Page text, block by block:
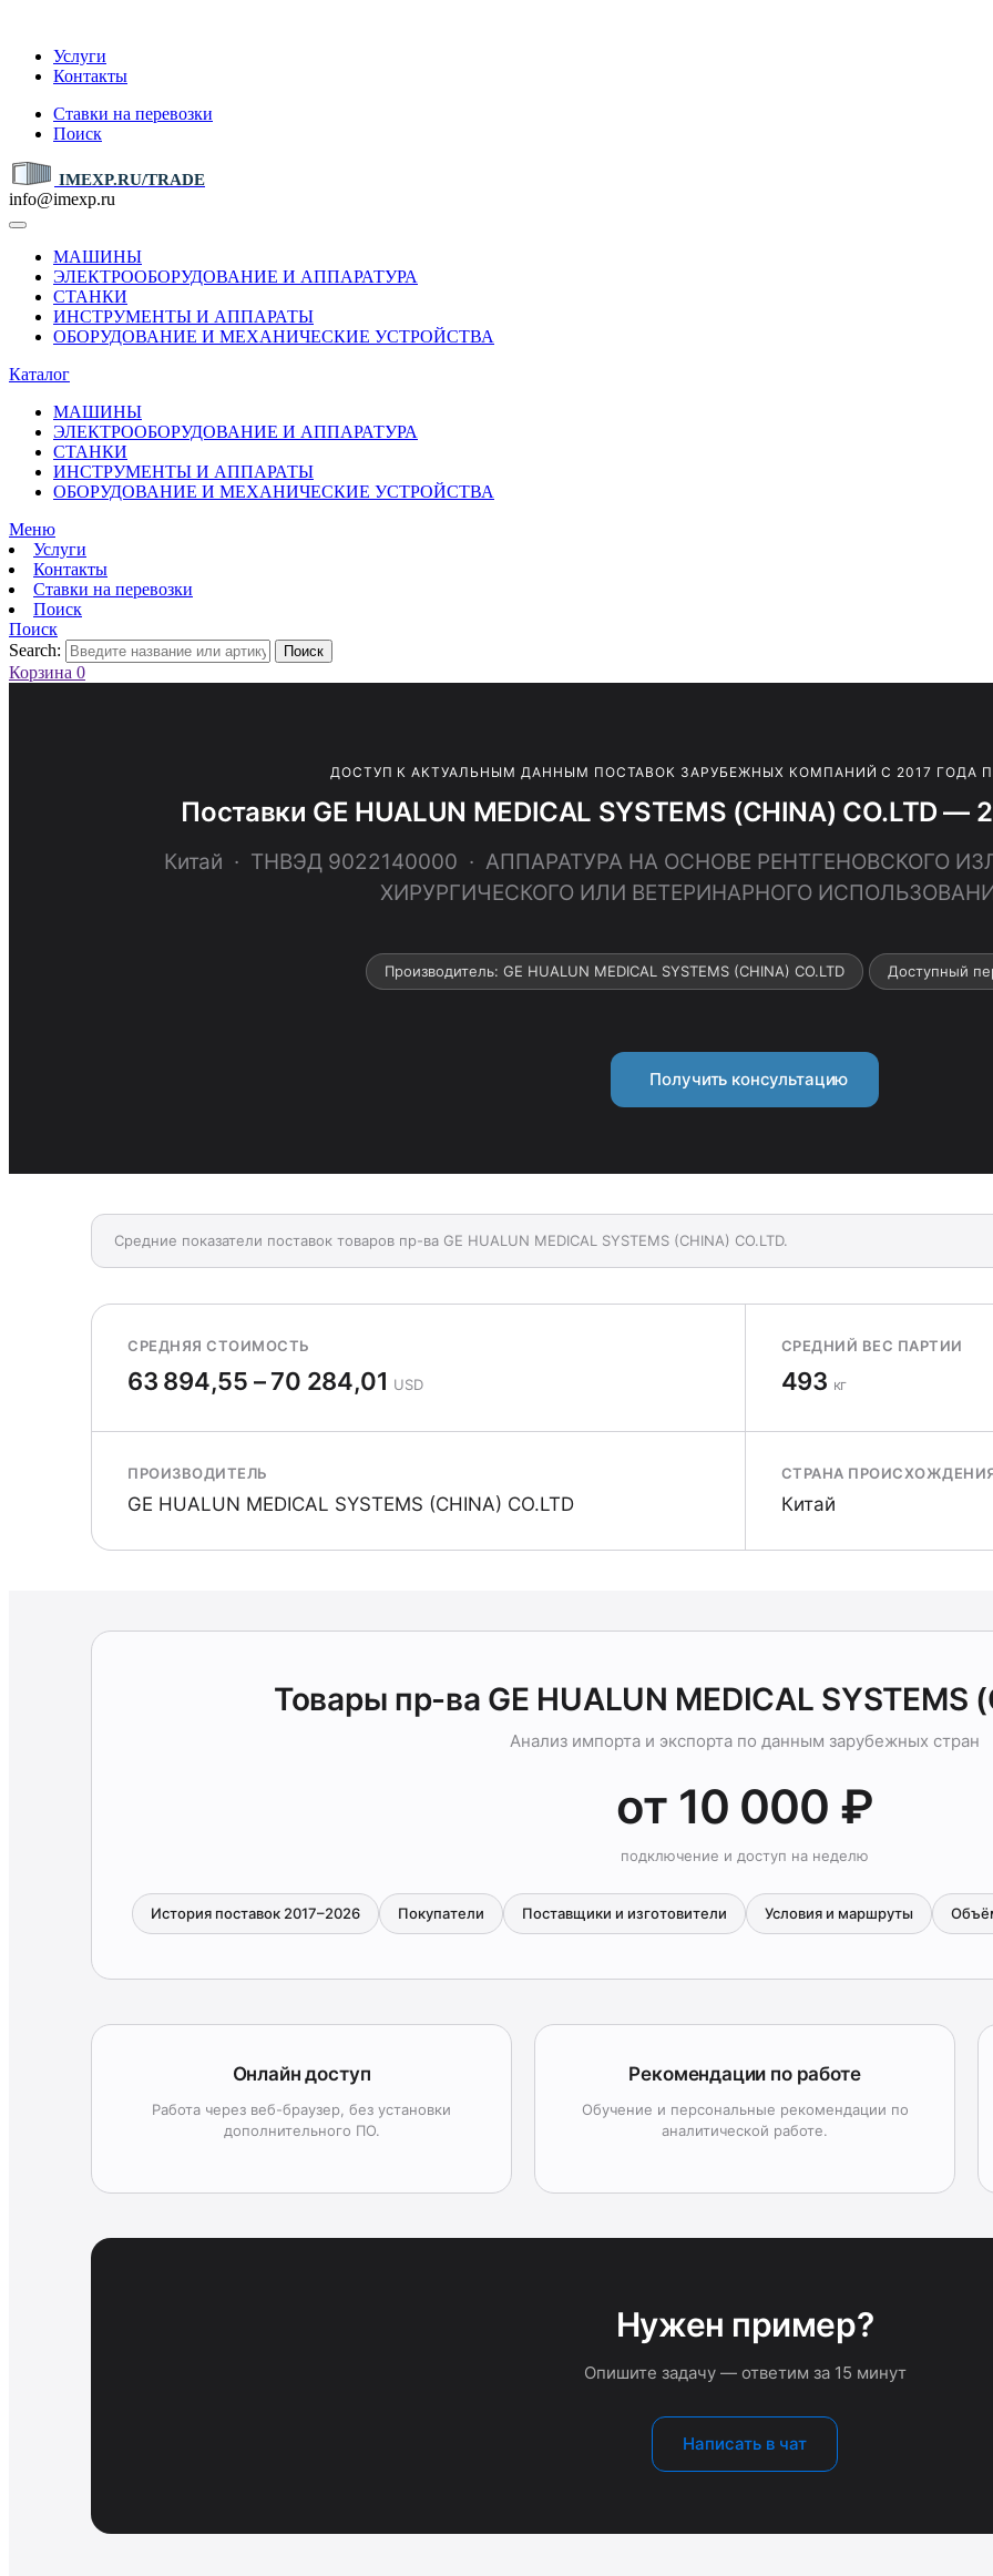
Услуги
Контакты
Ставки на перевозки
Поиск
IMEXP.RU/TRADE
info@imexp.ru
МАШИНЫ
ЭЛЕКТРООБОРУДОВАНИЕ И АППАРАТУРА
СТАНКИ
ИНСТРУМЕНТЫ И АППАРАТЫ
ОБОРУДОВАНИЕ И МЕХАНИЧЕСКИЕ УСТРОЙСТВА
Каталог
МАШИНЫ
ЭЛЕКТРООБОРУДОВАНИЕ И АППАРАТУРА
СТАНКИ
ИНСТРУМЕНТЫ И АППАРАТЫ
ОБОРУДОВАНИЕ И МЕХАНИЧЕСКИЕ УСТРОЙСТВА
Меню
Услуги
Контакты
Ставки на перевозки
Поиск
Поиск
Search:
Поиск
Корзина 0
ДОСТУП К АКТУАЛЬНЫМ ДАННЫМ ПОСТАВОК ЗАРУБЕЖНЫХ КОМПАНИЙ С 2017 ГОДА
Поставки GE HUALUN MEDICAL SYSTEMS (CHINA) CO.LTD —
Китай · ТНВЭД 9022140000 · АППАРАТУРА НА ОСНОВЕ РЕНТГЕНОВСКОГО
ХИРУРГИЧЕСКОГО ИЛИ ВЕТЕРИНАРНОГО
Производитель: GE HUALUN MEDICAL SYSTEMS (CHINA) CO.LTD Доступный
Получить консультацию
Средние показатели поставок товаров пр-ва GE HUALUN MEDICAL SYSTEMS (CHINA) CO.LTD.
СРЕДНЯЯ СТОИМОСТЬ
63 894,55 – 70 284,01 USD
СРЕДНИЙ ВЕС ПАРТИИ
493 кг
ПРОИЗВОДИТЕЛЬ
GE HUALUN MEDICAL SYSTEMS (CHINA) CO.LTD
СТРАНА
Китай
Товары пр-ва GE HUALUN MEDICAL SYSTEMS
Анализ импорта и экспорта по данным зарубежных стран
от 10 000 ₽
подключение и доступ на неделю
История поставок 2017–2026 Покупатели Поставщики и изготовители Условия и маршруты
Онлайн доступ
Работа через веб-браузер, без установки
дополнительного ПО.
Рекомендации по работе
Обучение и персональные рекомендации по
аналитической работе.
Нужен пример?
Опишите задачу — ответим за 15 минут
Написать в чат